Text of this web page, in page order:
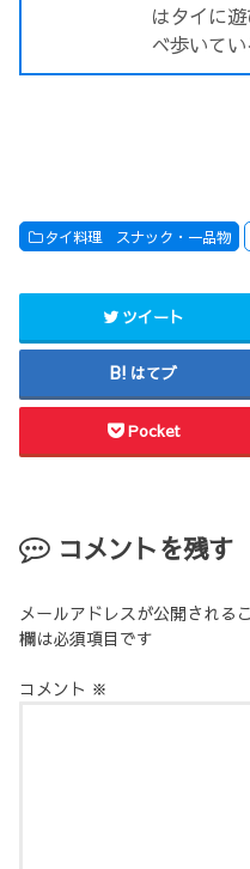
はタイに
べ歩いてい
タイ料理 スナック・一品物
ツイート
はてブ
Pocket
コメントを残す
メールアドレスが公開される
欄は必須項目です
コメント ※